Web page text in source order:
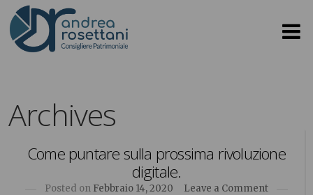
Archives
Come puntare sulla prossima rivoluzione
digitale.
Posted on Febbraio 14, 2020 Leave a Comment